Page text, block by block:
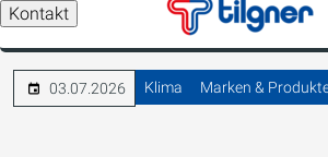
Kontakt
03.07.2026 Klima Marken &